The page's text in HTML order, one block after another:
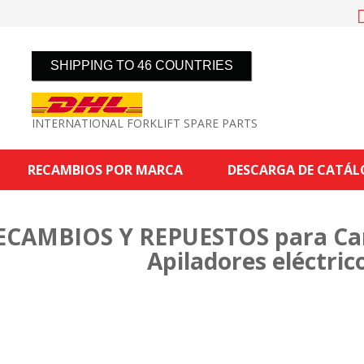
SHIPPING TO 46 COUNTRIES
INTERNATIONAL FORKLIFT SPARE PARTS
RECAMBIOS POR MARCA DESCARGA DE
Y REPUESTOS para
Apiladores